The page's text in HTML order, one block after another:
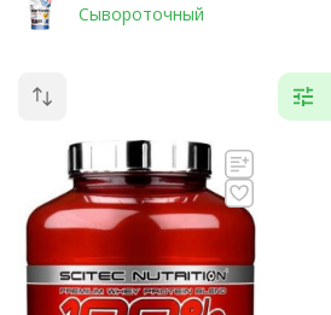
Сывороточный